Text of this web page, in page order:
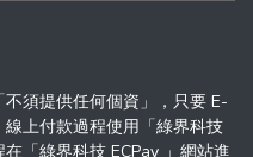
須提供任何個資」，只要 E-
上付款過程使用「綠界科技
「綠界科技 ECPay 」網站進